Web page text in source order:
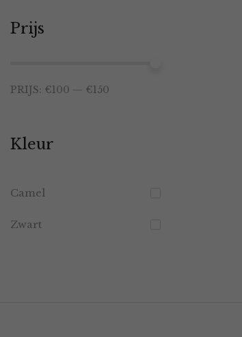
Prijs
PRIJS: €100 — €150
Kleur
Camel
Zwart